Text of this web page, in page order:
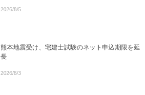
2026/8/5
熊本地震受け、宅建士試験のネット申込期限を延
長
2026/8/3